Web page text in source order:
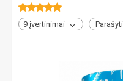
9 įvertinimai